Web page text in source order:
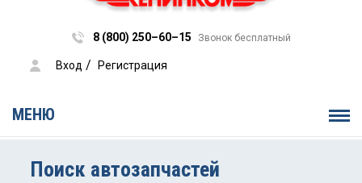
8 (800) 250–60–15 Звонок бесплатный
Вход / Регистрация
МЕНЮ
Поиск автозапчастей